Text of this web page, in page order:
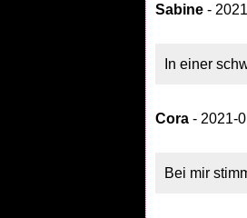
Sabine -
In einer
Cora - 2021-
Bei mir